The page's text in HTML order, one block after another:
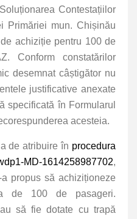
Contestațiilor
Primăriei mun. Chișinău
achiziție pentru 100 de
Conform constatărilor
desemnat câștigător nu
justificative anexate
specificată în Formularul
acesteia.
de atribuire în procedura
MD-1614258987702,
propus să achiziționeze
de 100 de pasageri.
să fie dotate cu trapă